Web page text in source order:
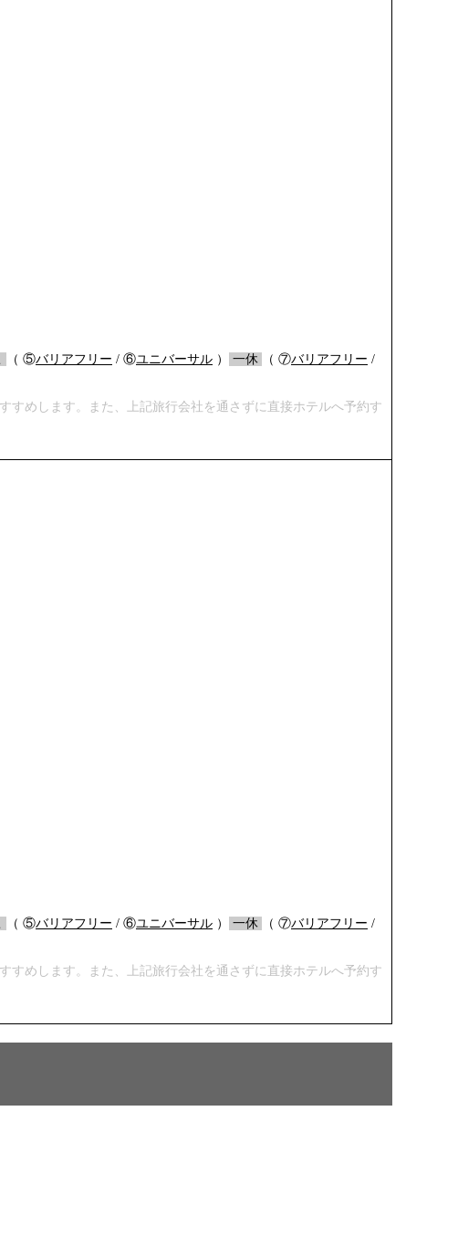
（ ⑤バリアフリー / ⑥ユニバーサル ） 一休 （ ⑦バリアフリー /
めします。また、上記旅行会社を通さずに直接ホテルへ予約す
（ ⑤バリアフリー / ⑥ユニバーサル ） 一休 （ ⑦バリアフリー /
めします。また、上記旅行会社を通さずに直接ホテルへ予約す